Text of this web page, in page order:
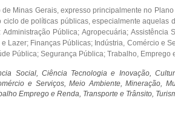
Minas Gerais, expresso principalmente no
de políticas públicas, especialmente aquelas
Pública; Agropecuária; Assistência
Lazer; Finanças Públicas; Indústria, Comércio e
Pública; Segurança Pública; Trabalho, Emprego
Social, Ciência Tecnologia e Inovação,
e Serviços, Meio Ambiente, Mineração,
Emprego e Renda, Transporte e Trânsito,